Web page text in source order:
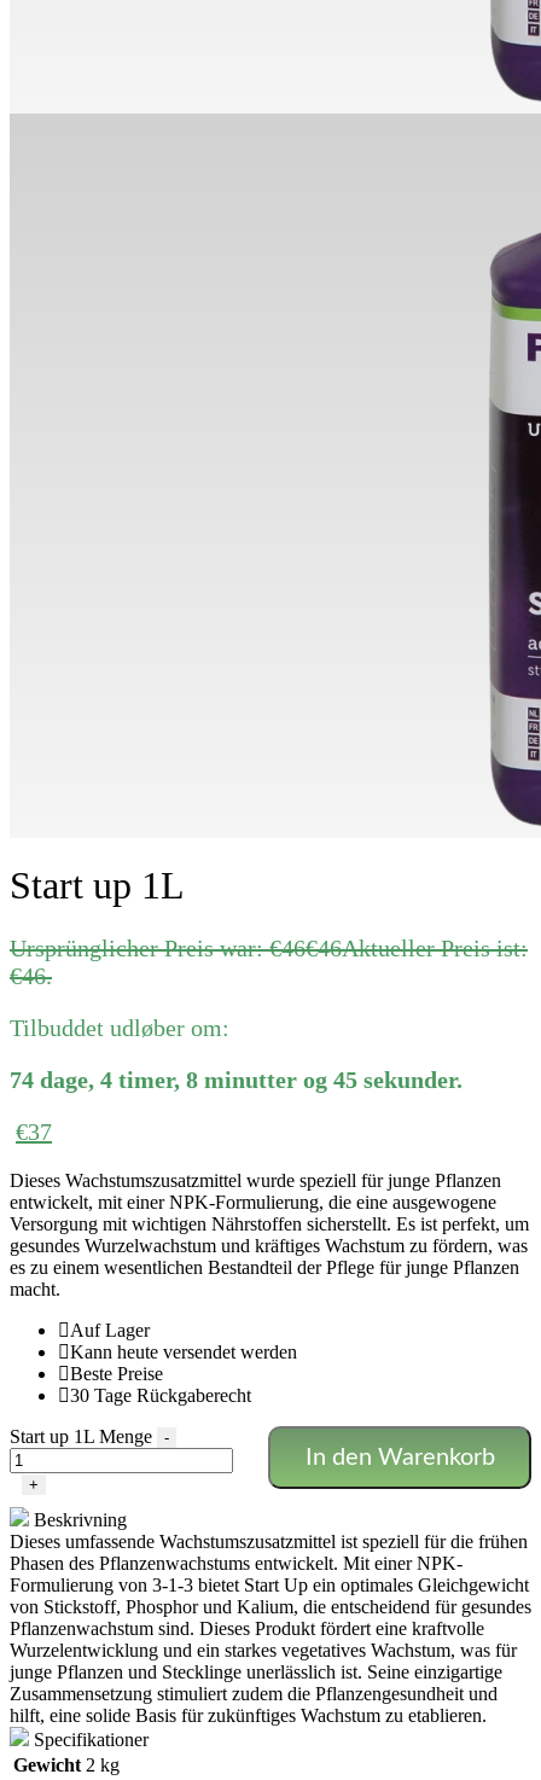
Start up 1L
Ursprünglicher Preis war: €46€46Aktueller Preis ist:
€46.
Tilbuddet udløber om:
74 dage, 4 timer, 8 minutter og 45 sekunder.
€37
Dieses Wachstumszusatzmittel wurde speziell für junge Pflanzen
entwickelt, mit einer NPK-Formulierung, die eine ausgewogene
Versorgung mit wichtigen Nährstoffen sicherstellt. Es ist perfekt, um
gesundes Wurzelwachstum und kräftiges Wachstum zu fördern, was
es zu einem wesentlichen Bestandteil der Pflege für junge Pflanzen
macht.
Auf Lager
Kann heute versendet werden
Beste Preise
30 Tage Rückgaberecht
Start up 1L Menge
-
+
In den Warenkorb
Beskrivning
Dieses umfassende Wachstumszusatzmittel ist speziell für die frühen
Phasen des Pflanzenwachstums entwickelt. Mit einer NPK-
Formulierung von 3-1-3 bietet Start Up ein optimales Gleichgewicht
von Stickstoff, Phosphor und Kalium, die entscheidend für gesundes
Pflanzenwachstum sind. Dieses Produkt fördert eine kraftvolle
Wurzelentwicklung und ein starkes vegetatives Wachstum, was für
junge Pflanzen und Stecklinge unerlässlich ist. Seine einzigartige
Zusammensetzung stimuliert zudem die Pflanzengesundheit und
hilft, eine solide Basis für zukünftiges Wachstum zu etablieren.
Specifikationer
Gewicht 2 kg